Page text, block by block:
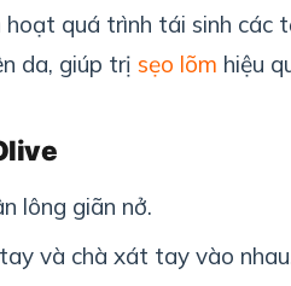
quá trình tái sinh các
da, giúp trị sẹo lõm hiệu
lông giãn nở.
và chà xát tay vào